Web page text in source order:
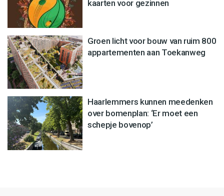
kaarten voor gezinnen
Groen licht voor bouw van ruim 800
appartementen aan Toekanweg
Haarlemmers kunnen meedenken
over bomenplan: ‘Er moet een
schepje bovenop’